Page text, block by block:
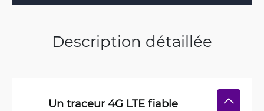
Description détaillée
Un traceur 4G LTE fiable